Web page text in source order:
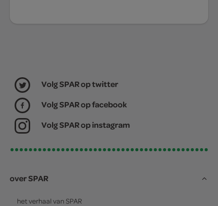
Volg SPAR op twitter
Volg SPAR op facebook
Volg SPAR op instagram
over SPAR
het verhaal van SPAR